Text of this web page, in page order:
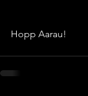
Hopp Aarau!